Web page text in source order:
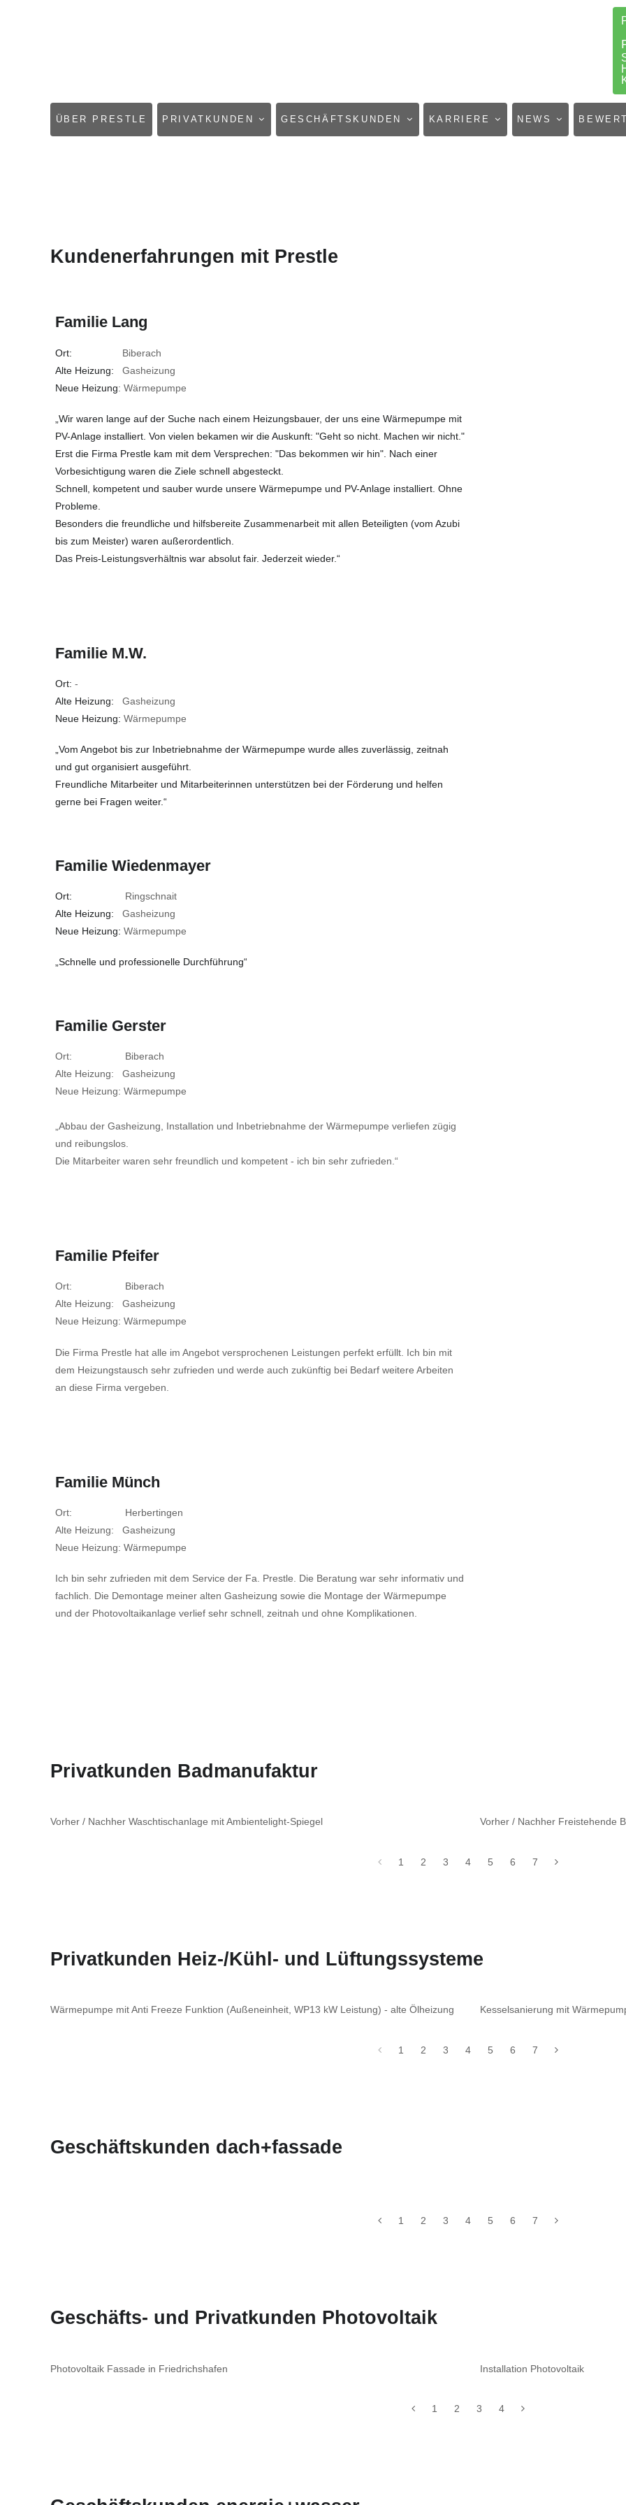
NAVIGATION
ÜBER PRESTLE PRIVATKUNDEN GESCHÄFTSKUNDEN KARRIERE NEWS
Kundenerfahrungen mit Prestle
Familie Lang
Ort: Biberach
Alte Heizung: Gasheizung
Neue Heizung: Wärmepumpe
„Wir waren lange auf der Suche nach einem Heizungsbauer, der uns eine Wärmepumpe mit
PV-Anlage installiert. Von vielen bekamen wir die Auskunft: "Geht so nicht. Machen wir nicht."
Erst die Firma Prestle kam mit dem Versprechen: "Das bekommen wir hin". Nach einer
Vorbesichtigung waren die Ziele schnell abgesteckt.
Schnell, kompetent und sauber wurde unsere Wärmepumpe und PV-Anlage installiert. Ohne
Probleme.
Besonders die freundliche und hilfsbereite Zusammenarbeit mit allen Beteiligten (vom Azubi
bis zum Meister) waren außerordentlich.
Das Preis-Leistungsverhältnis war absolut fair. Jederzeit wieder.“
Familie M.W.
Ort: -
Alte Heizung: Gasheizung
Neue Heizung: Wärmepumpe
„Vom Angebot bis zur Inbetriebnahme der Wärmepumpe wurde alles zuverlässig, zeitnah
und gut organisiert ausgeführt.
Freundliche Mitarbeiter und Mitarbeiterinnen unterstützen bei der Förderung und helfen
gerne bei Fragen weiter.“
Familie Wiedenmayer
Ort: Ringschnait
Alte Heizung: Gasheizung
Neue Heizung: Wärmepumpe
„Schnelle und professionelle Durchführung“
Familie Gerster
Ort: Biberach
Alte Heizung: Gasheizung
Neue Heizung: Wärmepumpe
„Abbau der Gasheizung, Installation und Inbetriebnahme der Wärmepumpe verliefen zügig
und reibungslos.
Die Mitarbeiter waren sehr freundlich und kompetent - ich bin sehr zufrieden.“
Familie Pfeifer
Ort: Biberach
Alte Heizung: Gasheizung
Neue Heizung: Wärmepumpe
Die Firma Prestle hat alle im Angebot versprochenen Leistungen perfekt erfüllt. Ich bin mit
dem Heizungstausch sehr zufrieden und werde auch zukünftig bei Bedarf weitere Arbeiten
an diese Firma vergeben.
Familie Münch
Ort: Herbertingen
Alte Heizung: Gasheizung
Neue Heizung: Wärmepumpe
Ich bin sehr zufrieden mit dem Service der Fa. Prestle. Die Beratung war sehr informativ und
fachlich. Die Demontage meiner alten Gasheizung sowie die Montage der Wärmepumpe
und der Photovoltaikanlage verlief sehr schnell, zeitnah und ohne Komplikationen.
Privatkunden Badmanufaktur
Vorher / Nachher Waschtischanlage mit Ambientelight-Spiegel Vorher / Nachher Freistehende
1 2 3 4 5 6 7
Privatkunden Heiz-/Kühl- und Lüftungssysteme
Wärmepumpe mit Anti Freeze Funktion (Außeneinheit, WP13 kW Leistung) - alte Ölheizung Kesselsanierung mit
1 2 3 4 5 6 7
Geschäftskunden dach+fassade
1 2 3 4 5 6 7
Geschäfts- und Privatkunden Photovoltaik
Photovoltaik Fassade in Friedrichshafen Installation Photovoltaik
1 2 3 4